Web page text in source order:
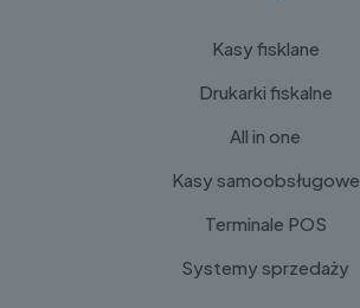
Kasy fisklane
Drukarki fiskalne
All in one
Kasy samoobsługowe
Terminale POS
Systemy sprzedaży